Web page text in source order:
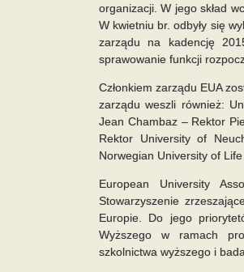
organizacji. W jego skład
W kwietniu br. odbyły się
zarządu na kadencję
sprawowanie funkcji
Członkiem zarządu EUA
zarządu weszli również:
Jean Chambaz – Rektor
Rektor University of
Norwegian University of
European University
Stowarzyszenie
Europie. Do jego
Wyższego w ramach
szkolnictwa wyższego i